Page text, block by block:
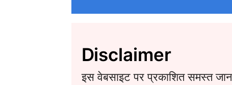
Disclaimer
इस वेबसाइट पर प्रकाशित समस्त